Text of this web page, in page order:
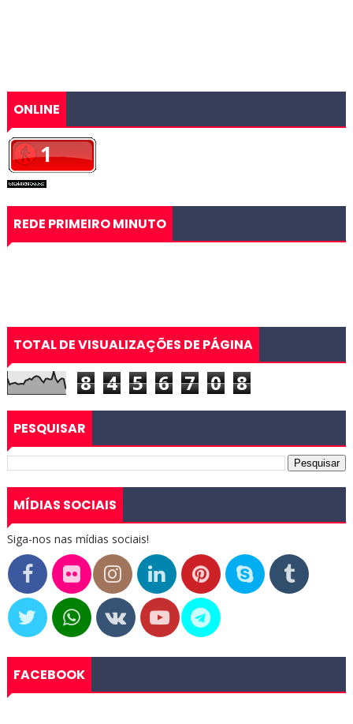
ONLINE
REDE PRIMEIRO MINUTO
TOTAL DE VISUALIZAÇÕES DE PÁGINA
8 4 5 6 7 0 8
PESQUISAR
MÍDIAS SOCIAIS
Siga-nos nas mídias sociais!
FACEBOOK